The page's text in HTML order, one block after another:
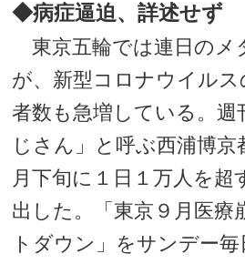
◆病症逼迫、詳述せず
東京五輪では連日のメ
が、新型コロナウイル
者数も急増している。週
じさん」と呼ぶ西浦博京
月下旬に１日１万人を超
出した。「東京９月医療
トダウン」をサンデー毎